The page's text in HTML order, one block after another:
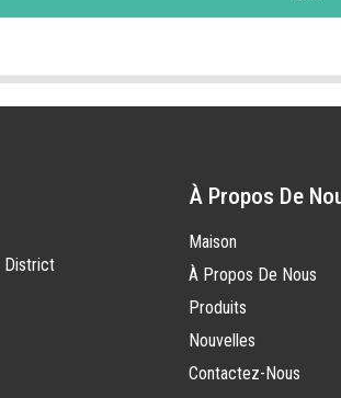
District
À Propos De
Maison
À Propos De Nous
Produits
Nouvelles
Contactez-Nous